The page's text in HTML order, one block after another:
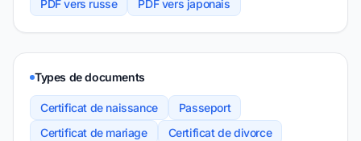
PDF vers russe
PDF vers japonais
Types de documents
Certificat de naissance
Passeport
Certificat de mariage
Certificat de divorce